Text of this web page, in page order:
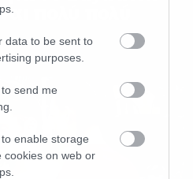
data to be sent to
purposes.
send me
enable storage
cookies on web or
πολύ πολύ